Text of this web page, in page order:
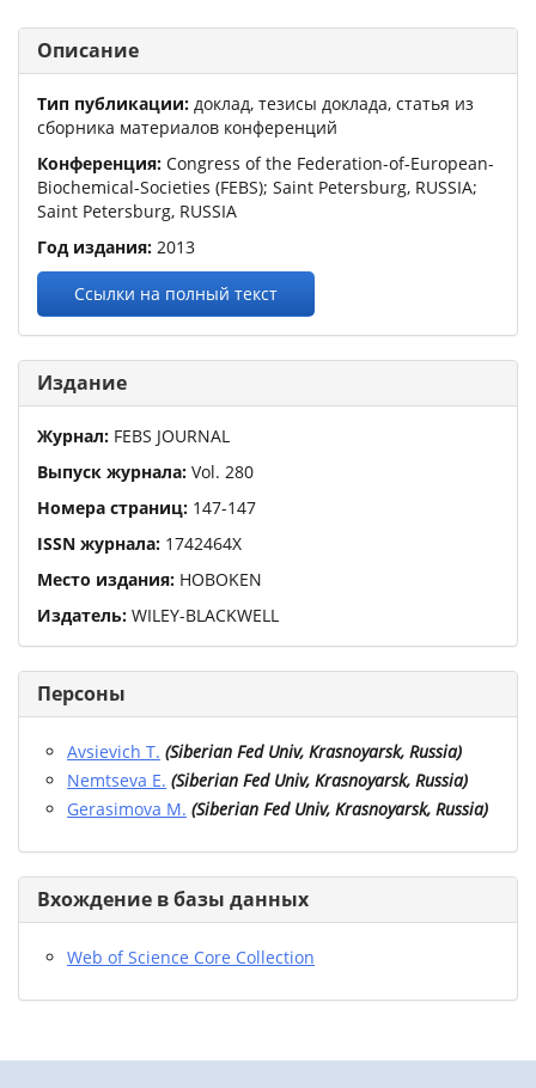
Описание
Тип публикации: доклад, тезисы доклада, статья из
сборника материалов конференций
Конференция: Congress of the Federation-of-European-
Biochemical-Societies (FEBS); Saint Petersburg, RUSSIA;
Saint Petersburg, RUSSIA
Год издания: 2013
Ссылки на полный текст
Издание
Журнал: FEBS JOURNAL
Выпуск журнала: Vol. 280
Номера страниц: 147-147
ISSN журнала: 1742464X
Место издания: HOBOKEN
Издатель: WILEY-BLACKWELL
Персоны
Avsievich T. (Siberian Fed Univ, Krasnoyarsk, Russia)
Nemtseva E. (Siberian Fed Univ, Krasnoyarsk, Russia)
Gerasimova M. (Siberian Fed Univ, Krasnoyarsk, Russia)
Вхождение в базы данных
Web of Science Core Collection